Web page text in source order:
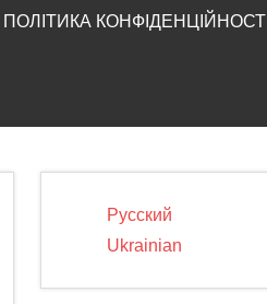
ПОЛІТИКА КОНФІДЕНЦІЙНОСТІ
Русский
Ukrainian